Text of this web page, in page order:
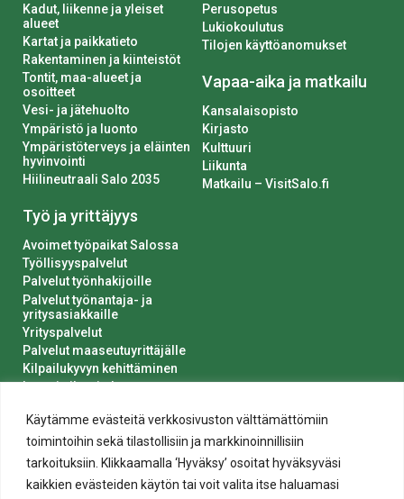
Käytämme evästeitä verkkosivuston välttämättömiin
toimintoihin sekä tilastollisiin ja markkinoinnillisiin
tarkoituksiin. Klikkaamalla ‘Hyväksy’ osoitat hyväksyväsi
kaikkien evästeiden käytön tai voit valita itse haluamasi
Kadut, liikenne ja yleiset
alueet
Kartat ja paikkatieto
Rakentaminen ja kiinteistöt
Tontit, maa-alueet ja
osoitteet
Vesi- ja jätehuolto
Ympäristö ja luonto
Ympäristöterveys ja eläinten
hyvinvointi
Hiilineutraali Salo 2035
Työ ja yrittäjyys
Avoimet työpaikat Salossa
Työllisyyspalvelut
Palvelut työnhakijoille
Palvelut työnantaja- ja
yritysasiakkaille
Yrityspalvelut
Palvelut maaseutuyrittäjälle
Kilpailukyvyn kehittäminen
Luvat ja ilmoitukset
Perusopetus
Lukiokoulutus
Tilojen käyttöanomukset
Vapaa-aika ja matkailu
Kansalaisopisto
Kirjasto
Kulttuuri
Liikunta
Matkailu – VisitSalo.fi